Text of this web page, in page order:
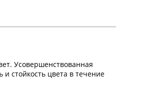
Усовершенствованная
стойкость цвета в течение